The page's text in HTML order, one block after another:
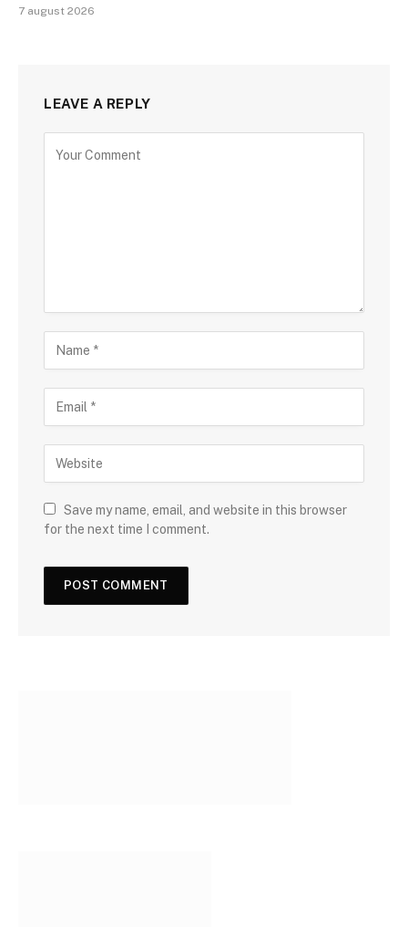
7 august 2026
LEAVE A REPLY
Save my name, email, and website in this browser
for the next time I comment.